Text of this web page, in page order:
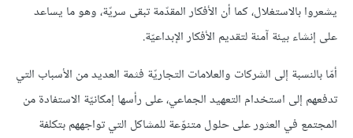
يشعروا بالاستغلال، كما أن الأفكار المقدّمة تبقى سريّة، وهو ما يساعد
على إنشاء بيئة آمنة لتقديم الأفكار الإبداعيّة.
أمّا بالنسبة إلى الشركات والعلامات التجاريّة فثمة العديد من الأسباب التي
تدفعهم إلى استخدام التعهيد الجماعي، على رأسها إمكانيّة الاستفادة من
المجتمع في العثور على حلول متنوّعة للمشاكل التي تواجههم بتكلفة